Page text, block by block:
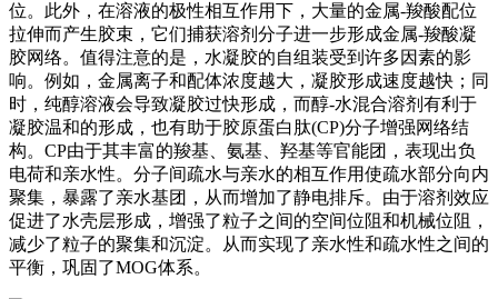
位。此外，在溶液的极性相互作用下，大量的金属-羧酸配位
拉伸而产生胶束，它们捕获溶剂分子进一步形成金属-羧酸凝
胶网络。值得注意的是，水凝胶的自组装受到许多因素的影
响。例如，金属离子和配体浓度越大，凝胶形成速度越快；同
时，纯醇溶液会导致凝胶过快形成，而醇-水混合溶剂有利于
凝胶温和的形成，也有助于胶原蛋白肽(CP)分子增强网络结
构。CP由于其丰富的羧基、氨基、羟基等官能团，表现出负
电荷和亲水性。分子间疏水与亲水的相互作用使疏水部分向内
聚集，暴露了亲水基团，从而增加了静电排斥。由于溶剂效应
促进了水壳层形成，增强了粒子之间的空间位阻和机械位阻，
减少了粒子的聚集和沉淀。从而实现了亲水性和疏水性之间的
平衡，巩固了MOG体系。